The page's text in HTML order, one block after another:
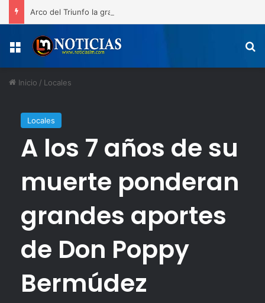
Menú
Inicio / Locales
Locales
A los 7 años de su
muerte ponderan
grandes aportes
de Don Poppy
Bermúdez